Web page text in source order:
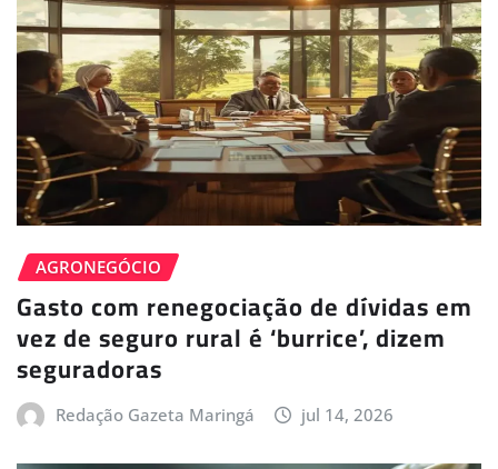
AGRONEGÓCIO
Gasto com renegociação de dívidas em
vez de seguro rural é ‘burrice’, dizem
seguradoras
Redação Gazeta Maringá jul 14, 2026